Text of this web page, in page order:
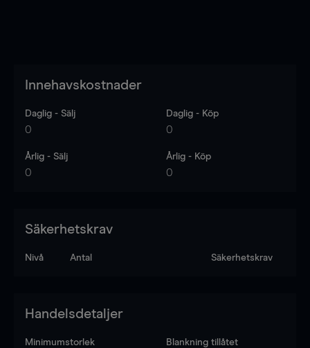
Innehavskostnader
Daglig - Sälj
0
Daglig - Köp
0
Årlig - Sälj
0
Årlig - Köp
0
Säkerhetskrav
Nivå Antal Säkerhetskrav
Handelsdetaljer
Minimumstorlek Blankning tillåtet